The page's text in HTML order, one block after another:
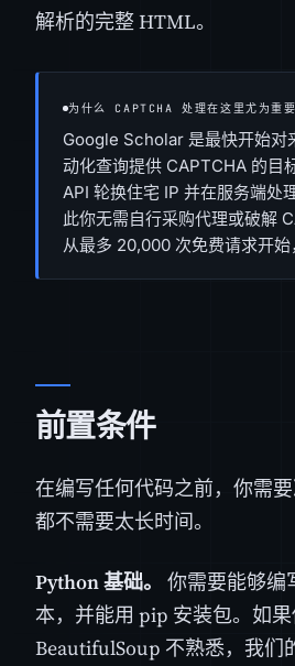
解析的完整 HTML。
为什么 CAPTCHA 处理在这里尤为重要
Google Scholar 是最快开始对
动化查询提供 CAPTCHA 的目
API 轮换住宅 IP 并在服务端处
此你无需自行采购代理或破解
从最多 20,000 次免费请求开始
前置条件
在编写任何代码之前，你需要
都不需要太长时间。
Python 基础。 你需要能够编
本，并能用 pip 安装包。如
BeautifulSoup 不熟悉，我们